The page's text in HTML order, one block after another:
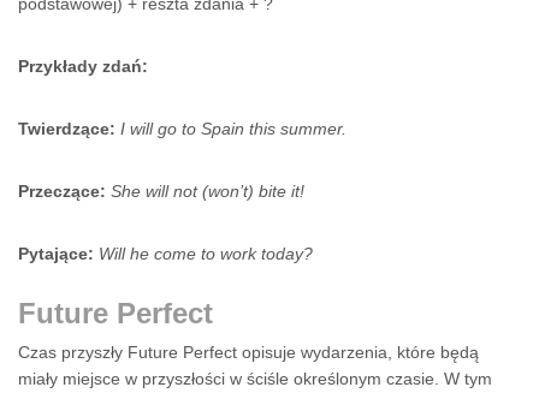
Przykłady zdań:
Twierdzące: I will go to Spain this summer.
Przeczące: She will not (won’t) bite it!
Pytające: Will he come to work today?
Future Perfect
Czas przyszły Future Perfect opisuje wydarzenia, które będą
miały miejsce w przyszłości w ściśle określonym czasie. W tym